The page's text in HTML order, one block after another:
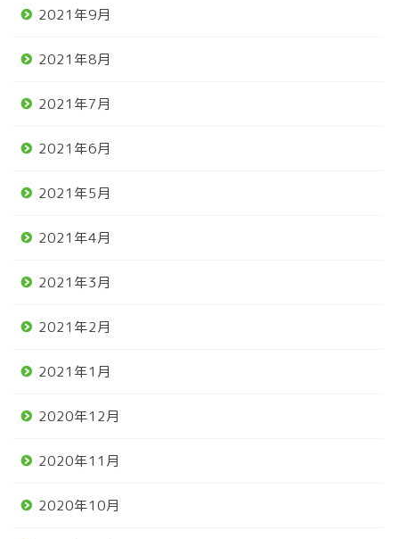
2021年9月
2021年8月
2021年7月
2021年6月
2021年5月
2021年4月
2021年3月
2021年2月
2021年1月
2020年12月
2020年11月
2020年10月